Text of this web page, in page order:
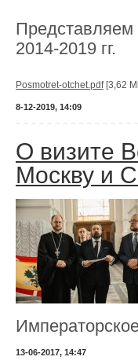
2014-2019 гг.
Posmotret-otchet.pdf[3,62
8-12-2019, 14:09
О визите
Москву и
13-06-2017, 14:47